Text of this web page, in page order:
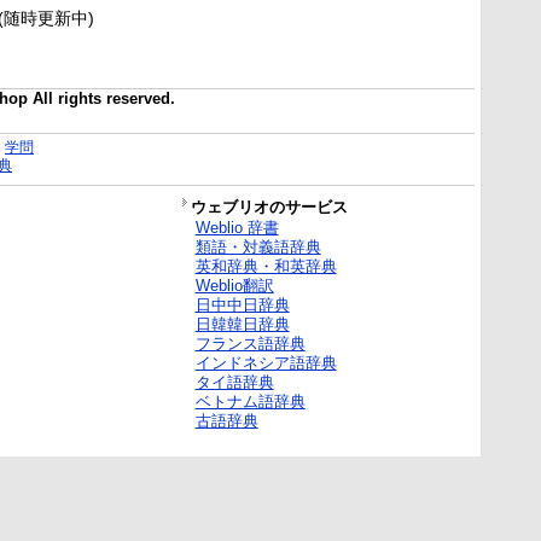
時更新中)
All rights reserved.
学問
ウェブリオのサービス
Weblio 辞書
類語・対義語辞典
英和辞典・和英辞典
Weblio翻訳
日中中日辞典
日韓韓日辞典
フランス語辞典
インドネシア語辞典
タイ語辞典
ベトナム語辞典
古語辞典